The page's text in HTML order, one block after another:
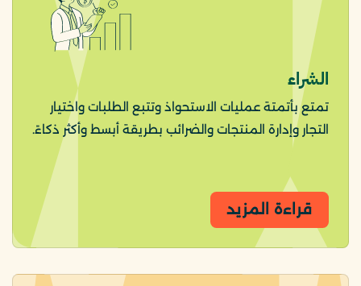
الشراء
تمتع بأتمتة عمليات الاستحواذ وتتبع الطلبات واختيار
التجار وإدارة المنتجات والضرائب بطريقة أبسط وأكثر ذكاءً.
قراءة المزيد